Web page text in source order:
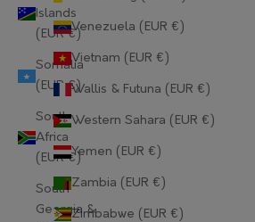
Islands
(EUR €)
Somalia
(EUR €)
South
Africa
(EUR €)
South
Georgia &
Venezuela (EUR €)
Vietnam (EUR €)
Wallis & Futuna (EUR €)
Western Sahara (EUR €)
Yemen (EUR €)
Zambia (EUR €)
Zimbabwe (EUR €)
Lithuania (EUR €)
Luxembourg (EUR €)
Macao SAR (EUR €)
Madagascar (EUR €)
Malawi (EUR €)
Malaysia (EUR €)